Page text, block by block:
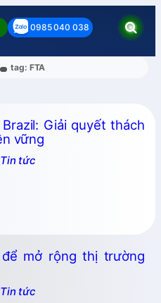
0985 040 038
tag: FTA
Giải quyết thách
vững
tức
mở rộng thị trường
tức